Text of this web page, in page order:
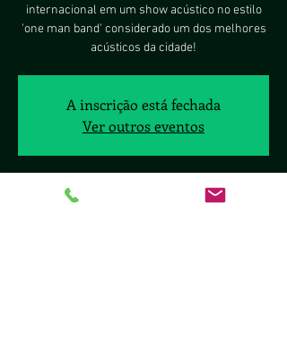
internacional em um show acústico no estilo
'one man band' considerado um dos melhores
acústicos da cidade!
A inscrição está fechada
Ver outros eventos
Horário e local